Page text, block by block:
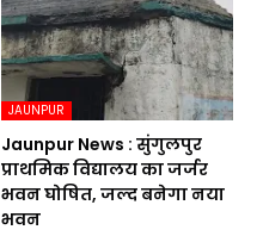
JAUNPUR
Jaunpur News : सुंगुलपुर
प्राथमिक विद्यालय का जर्जर
भवन घोषित, जल्द बनेगा नया
भवन